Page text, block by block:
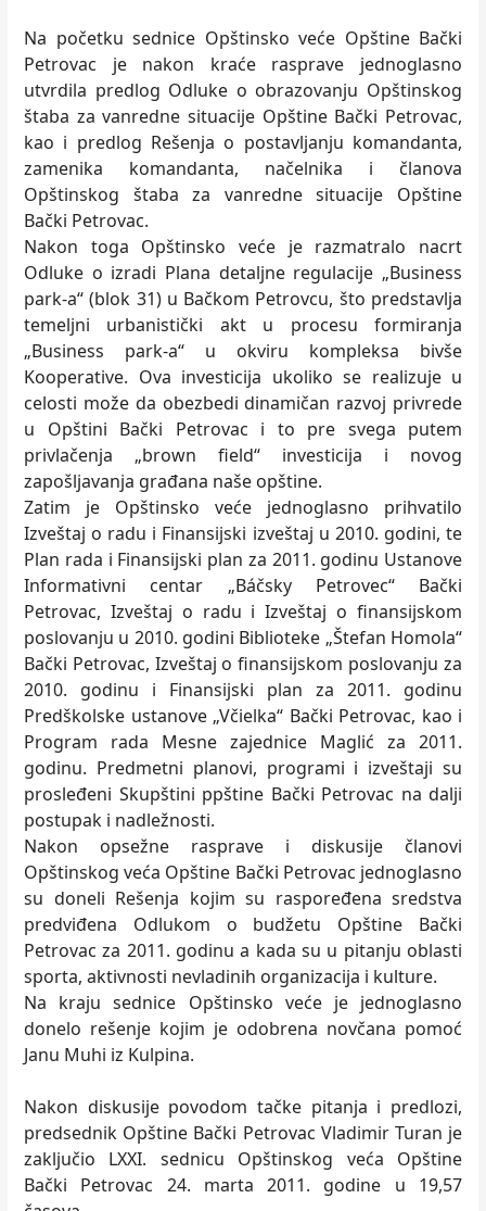
Na početku sednice Opštinsko veće Opštine Bački
Petrovac je nakon kraće rasprave jednoglasno
utvrdila predlog Odluke o obrazovanju Opštinskog
štaba za vanredne situacije Opštine Bački Petrovac,
kao i predlog Rešenja o postavljanju komandanta,
zamenika komandanta, načelnika i članova
Opštinskog štaba za vanredne situacije Opštine
Bački Petrovac.
Nakon toga Opštinsko veće je razmatralo nacrt
Odluke o izradi Plana detaljne regulacije „Business
park-a“ (blok 31) u Bačkom Petrovcu, što predstavlja
temeljni urbanistički akt u procesu formiranja
„Business park-a“ u okviru kompleksa bivše
Kooperative. Ova investicija ukoliko se realizuje u
celosti može da obezbedi dinamičan razvoj privrede
u Opštini Bački Petrovac i to pre svega putem
privlačenja „brown field“ investicija i novog
zapošljavanja građana naše opštine.
Zatim je Opštinsko veće jednoglasno prihvatilo
Izveštaj o radu i Finansijski izveštaj u 2010. godini, te
Plan rada i Finansijski plan za 2011. godinu Ustanove
Informativni centar „Báčsky Petrovec“ Bački
Petrovac, Izveštaj o radu i Izveštaj o finansijskom
poslovanju u 2010. godini Biblioteke „Štefan Homola“
Bački Petrovac, Izveštaj o finansijskom poslovanju za
2010. godinu i Finansijski plan za 2011. godinu
Predškolske ustanove „Včielka“ Bački Petrovac, kao i
Program rada Mesne zajednice Maglić za 2011.
godinu. Predmetni planovi, programi i izveštaji su
prosleđeni Skupštini ppštine Bački Petrovac na dalji
postupak i nadležnosti.
Nakon opsežne rasprave i diskusije članovi
Opštinskog veća Opštine Bački Petrovac jednoglasno
su doneli Rešenja kojim su raspoređena sredstva
predviđena Odlukom o budžetu Opštine Bački
Petrovac za 2011. godinu a kada su u pitanju oblasti
sporta, aktivnosti nevladinih organizacija i kulture.
Na kraju sednice Opštinsko veće je jednoglasno
donelo rešenje kojim je odobrena novčana pomoć
Janu Muhi iz Kulpina.
Nakon diskusije povodom tačke pitanja i predlozi,
predsednik Opštine Bački Petrovac Vladimir Turan je
zaključio LXXI. sednicu Opštinskog veća Opštine
Bački Petrovac 24. marta 2011. godine u 19,57